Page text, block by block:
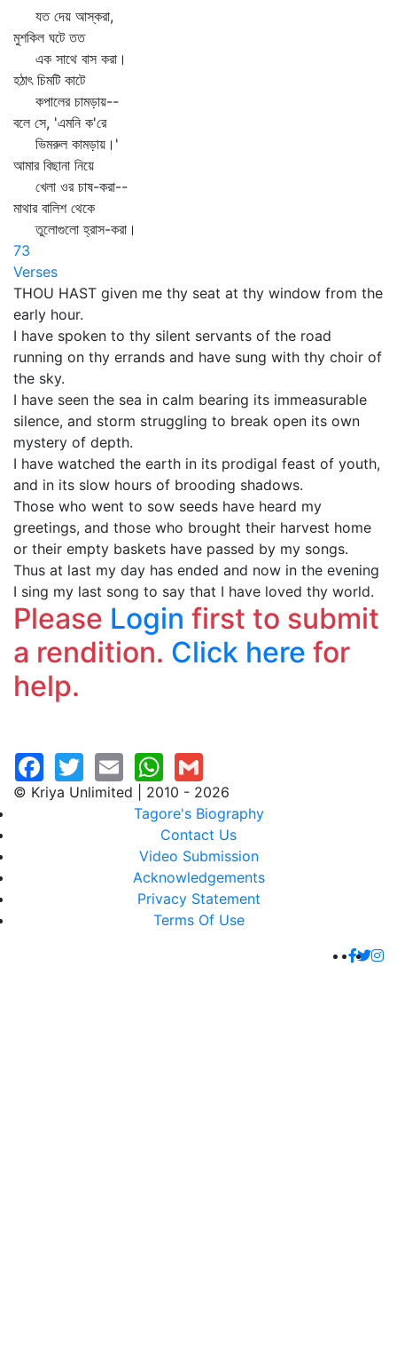
যত দেয় আস্করা,
মুশকিল ঘটে তত
এক সাথে বাস করা।
হঠাৎ চিমটি কাটে
কপালের চামড়ায়--
বলে সে, 'এমনি ক'রে
ভিমরুল কামড়ায়।'
আমার বিছানা নিয়ে
খেলা ওর চাষ-করা--
মাথার বালিশ থেকে
তুলোগুলো হ্রাস-করা।
73
Verses
THOU HAST given me thy seat at thy window from the
early hour.
I have spoken to thy silent servants of the road
running on thy errands and have sung with thy choir of
the sky.
I have seen the sea in calm bearing its immeasurable
silence, and storm struggling to break open its own
mystery of depth.
I have watched the earth in its prodigal feast of youth,
and in its slow hours of brooding shadows.
Those who went to sow seeds have heard my
greetings, and those who brought their harvest home
or their empty baskets have passed by my songs.
Thus at last my day has ended and now in the evening
I sing my last song to say that I have loved thy world.
Please Login first to submit
a rendition. Click here for
help.
© Kriya Unlimited | 2010 - 2026
Tagore's Biography
Contact Us
Video Submission
Acknowledgements
Privacy Statement
Terms Of Use